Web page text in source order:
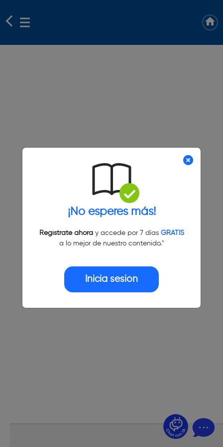
¡No esperes más!
Regístrate ahoray accede por 7 días GRATIS
a lo mejor de nuestro contenido."
Inicia sesión